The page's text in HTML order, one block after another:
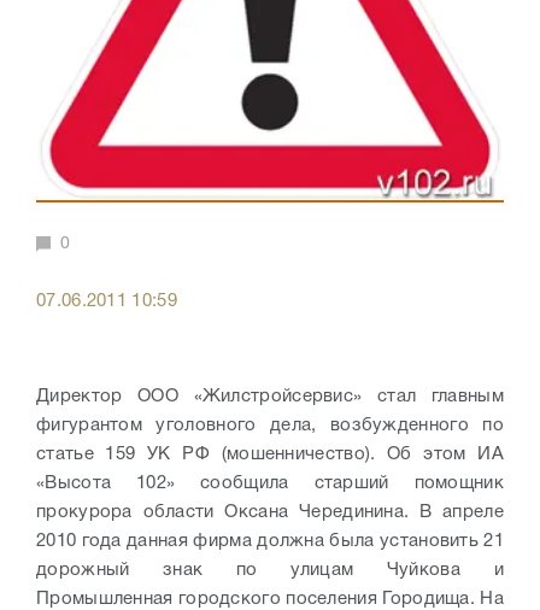
0
07.06.2011 10:59
Директор ООО «Жилстройсервис» стал главным
фигурантом уголовного дела, возбужденного по
статье 159 УК РФ (мошенничество). Об этом ИА
«Высота 102» сообщила старший помощник
прокурора области Оксана Черединина. В апреле
2010 года данная фирма должна была установить 21
дорожный знак по улицам Чуйкова и
Промышленная городского поселения Городища. На